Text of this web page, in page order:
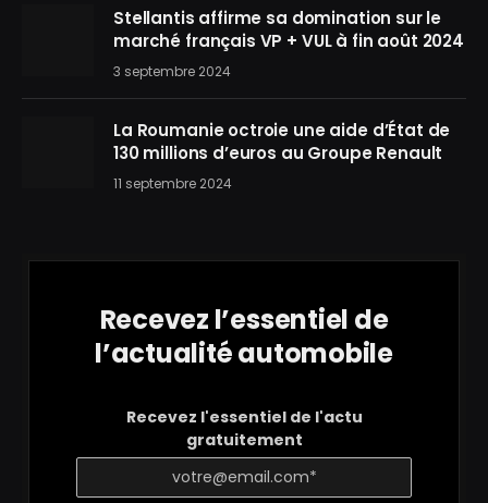
Stellantis affirme sa domination sur le
marché français VP + VUL à fin août 2024
3 septembre 2024
La Roumanie octroie une aide d’État de
130 millions d’euros au Groupe Renault
11 septembre 2024
Recevez l’essentiel de
l’actualité automobile
Recevez l'essentiel de l'actu
gratuitement